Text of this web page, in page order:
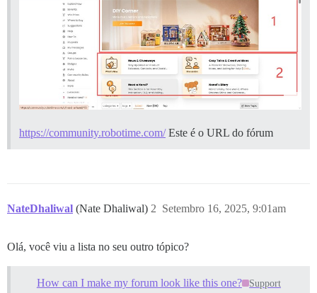
https://community.robotime.com/Este é o URL do fórum
NateDhaliwal (Nate Dhaliwal) Setembro 16, 2025, 9:01am
2
Olá, você viu a lista no seu outro tópico?
How can I make my forum look like this one? Support